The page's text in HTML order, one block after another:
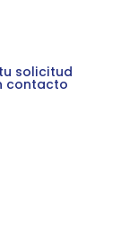
solicitud
contacto